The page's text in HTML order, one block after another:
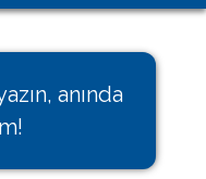
anında